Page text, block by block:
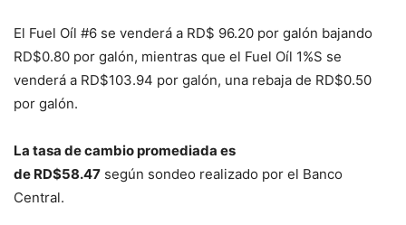
El Fuel Oíl #6 se venderá a RD$ 96.20 por galón bajando
RD$0.80 por galón, mientras que el Fuel Oíl 1%S se
venderá a RD$103.94 por galón, una rebaja de RD$0.50
por galón.
La tasa de cambio promediada es
de RD$58.47 según sondeo realizado por el Banco
Central.